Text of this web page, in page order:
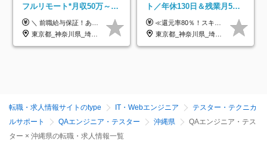
フルリモート*月収50万～*
クラウド×上流工程*前職給
与保証*残業月9.8h
＼ 前職給与保証！あなたのこれまでの経験を正当評価 ／ ★月収50万円～スタート！【年俸600万～1,162万8,000円（12分割）】 ――「頑張りが給与に直結しない…」そんな不満とは無縁の環境です。 実際、入社後に「年収150万～200万円UP」を実現した先輩エンジニアが多数活躍中！ 【 収入をさらに押し上げる充実のプラスα 】 スキルを磨くほど得をする「資格手当」 ⇒ 1資格につき毎月3,000円～30,000円を継続支給！ 成果を見逃さない「功績手当」 ⇒ 社員の頑張りに応じて最大10万円をダイレクトに支給！ スピード昇給・高年収も可能 ⇒ 1回の昇給で年収数十万UPのチャンスあり。ゆくゆくは年収1000万以上のハイクラスも目指せます。 ※経験・スキルを考慮の上決定します ※上記金額には固定残業代（月30h分・95,000円～184,000円）を含みます ※超過分は別途全額支給します ※試用期間2ヶ月間あり（その他待遇に差異はありません）
東京都_神奈川県_埼玉県_千葉県_大阪府_愛知県_北海道_青森県_岩手県_宮城県_秋田県_山形県_福島県_茨城県_栃木県_群馬県_新潟県_山梨県_長野県_富山県_石川県_福井県_静岡県_岐阜県_三重県_兵庫県_京都府_滋賀県_奈良県_和歌山県_広島県_岡山県_鳥取県_島根県_山口県_徳島県_香川県_愛媛県_高知県_福岡県_熊本県_佐賀県_長崎県_大分県_宮崎県_鹿児島県_沖縄県
ト／年休130日＆残業月5h
以下／1カ月連休可／案件選
択制／還元率80%
≪還元率80％！スキルや経験をしっかり収入に反映します≫ 年俸530万円以上＋業績賞与 ※スキル・経験を考慮の上、優遇いたします ※上記年俸を12分割し、月1回支給します ※上記年俸には固定残業代月20時間分(月6万9000円以上)が含まれます。残業はほとんど発生しませんが、超過した場合は追加支給します ★AIを使った自社への貢献も、貢献度に応じて給与に反映する制度があります
東京都_神奈川県_埼玉県_千葉県_大阪府_愛知県_北海道_青森県_岩手県_宮城県_秋田県_山形県_福島県_茨城県_栃木県_群馬県_新潟県_山梨県_長野県_富山県_石川県_福井県_静岡県_岐阜県_三重県_兵庫県_京都府_滋賀県_奈良県_和歌山県_広島県_岡山県_鳥取県_島根県_山口県_徳島県_香川県_愛媛県_高知県_福岡県_熊本県_佐賀県_長崎県_大分県_宮崎県_鹿児島県_沖縄県
転職・求人情報サイトのtype IT・Webエンジニア
テスター・テクニカ
ルサポート
QAエンジニア・テスター 沖縄県
QAエンジニア・テス
ター × 沖縄県の転職・求人情報一覧